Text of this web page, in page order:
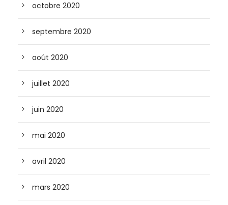
octobre 2020
septembre 2020
août 2020
juillet 2020
juin 2020
mai 2020
avril 2020
mars 2020